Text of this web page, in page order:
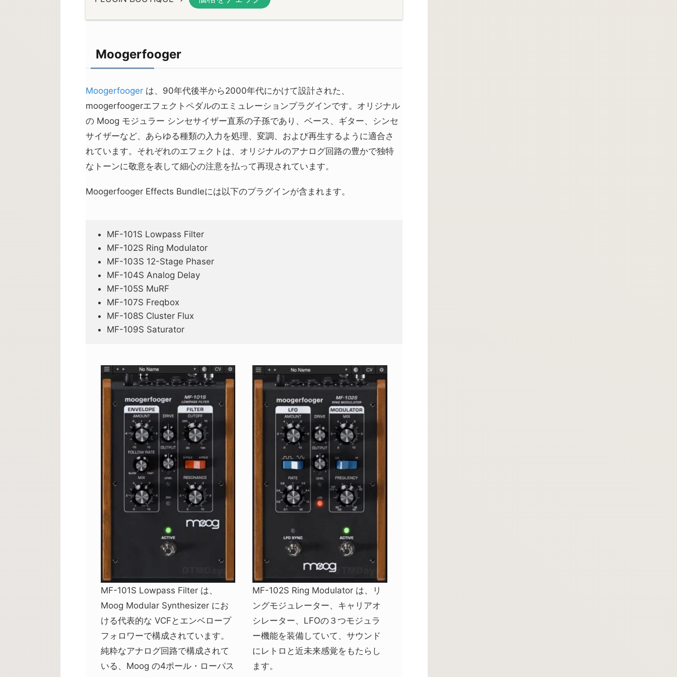
Moogerfooger
Moogerfooger は、90年代後半から2000年代にかけて設計された、
moogerfoogerエフェクトペダルのエミュレーションプラグインです。オリジナル
の Moog モジュラー シンセサイザー直系の子孫であり、ベース、ギター、シンセ
サイザーなど、あらゆる種類の入力を処理、変調、および再生するように適合さ
れています。それぞれのエフェクトは、オリジナルのアナログ回路の豊かで独特
なトーンに敬意を表して細心の注意を払って再現されています。
Moogerfooger Effects Bundleには以下のプラグインが含まれます。
MF-101S Lowpass Filter
MF-102S Ring Modulator
MF-103S 12-Stage Phaser
MF-104S Analog Delay
MF-105S MuRF
MF-107S Freqbox
MF-108S Cluster Flux
MF-109S Saturator
MF-101S Lowpass Filter は、
Moog Modular Synthesizer にお
ける代表的な VCFとエンベロープ
フォロワーで構成されています。
純粋なアナログ回路で構成されて
いる、Moog の4ポール・ローパス
MF-102S Ring Modulator は、リ
ングモジュレーター、キャリアオ
シレーター、LFOの３つモジュラ
ー機能を装備していて、サウンド
にレトロと近未来感覚をもたらし
ます。